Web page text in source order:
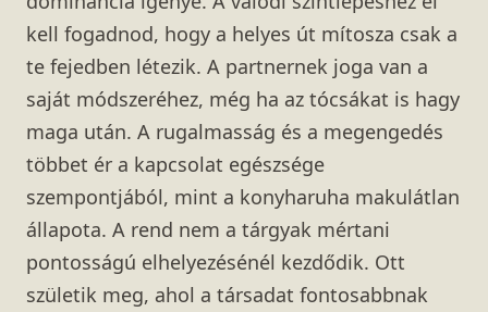
kell fogadnod, hogy a helyes út mítosza csak a
te fejedben létezik. A partnernek joga van a
saját módszeréhez, még ha az tócsákat is hagy
maga után. A rugalmasság és a megengedés
többet ér a kapcsolat egészsége
szempontjából, mint a konyharuha makulátlan
állapota. A rend nem a tárgyak mértani
pontosságú elhelyezésénél kezdődik. Ott
születik meg, ahol a társadat fontosabbnak